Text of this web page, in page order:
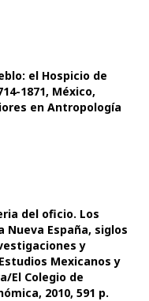
el Hospicio de
1871, México,
en Antropología
del oficio. Los
Nueva España, siglos
y
Mexicanos y
El Colegio de
2010, 591 p.